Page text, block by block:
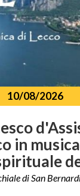
10/08/2026
in
diSan